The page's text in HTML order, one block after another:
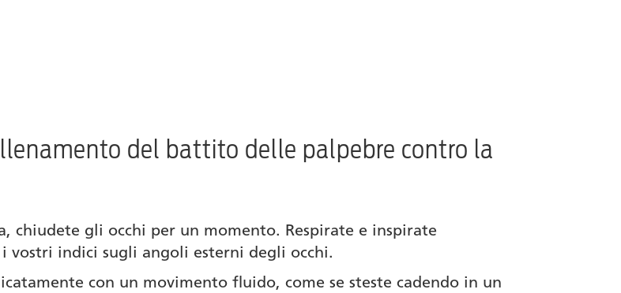
del battito delle palpebre contro la
chiudete gli occhi per un momento. Respirate e inspirate
vostri indici sugli angoli esterni degli occhi.
con un movimento fluido, come se steste cadendo in un